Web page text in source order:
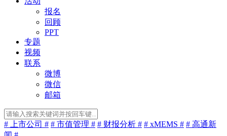
报名
回顾
PPT
专题
视频
联系
微博
微信
邮箱
# 上市公司 # # 市值管理 # # 财报分析 # # xMEMS # # 高通新